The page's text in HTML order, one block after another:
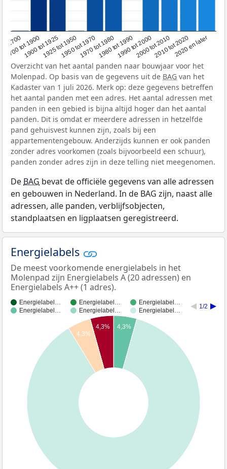
1700
1700 tot 1900
1900 tot 19251925 tot 19501950 tot 19701970 tot 19801980 tot 19901990 tot 20002000 tot 20102010 tot 20202020 en later
Overzicht van het aantal panden naar bouwjaar voor het
Molenpad. Op basis van de gegevens uit de BAG van het
Kadaster van 1 juli 2026. Merk op: deze gegevens betreffen
het aantal panden met een adres. Het aantal adressen met
panden in een gebied is bijna altijd hoger dan het aantal
panden. Dit is omdat er meerdere adressen in hetzelfde
pand gehuisvest kunnen zijn, zoals bij een
appartementengebouw. Anderzijds kunnen er ook panden
zonder adres voorkomen (zoals bijvoorbeeld een schuur),
panden zonder adres zijn in deze telling niet meegenomen.
De BAG bevat de officiële gegevens van alle adressen
en gebouwen in Nederland. In de BAG zijn, naast alle
adressen, alle panden, verblijfsobjecten,
standplaatsen en ligplaatsen geregistreerd.
Energielabels
De meest voorkomende energielabels in het
Molenpad zijn Energielabels A (20 adressen) en
Energielabels A++ (1 adres).
Energielabel… Energielabel…
Energielabel…
Energielabel…
Energielabel… Energielabel…
1/2
4,3%
4,3%
4,3%